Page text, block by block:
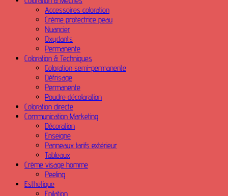
Accessoires coloration
Crème protectrice peau
Nuancier
Oxydants
Permanente
Coloration & Techniques
Coloration semi-permanente
Défrisage
Permanente
Poudre décolaration
Coloration directe
Communication Marketing
Décoration
Enseigne
Panneaux tarifs extérieur
Tableaux
Crème visage homme
Peeling
Esthetique
Epilation